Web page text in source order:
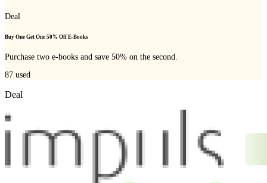
Deal
Buy One Get One 50% Off E-Books
Purchase two e-books and save 50% on the second.
87 used
Deal